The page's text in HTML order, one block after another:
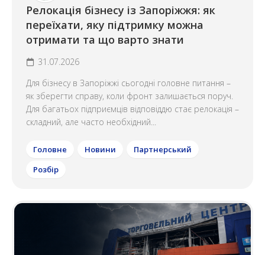
Релокація бізнесу із Запоріжжя: як
переїхати, яку підтримку можна
отримати та що варто знати
31.07.2026
Для бізнесу в Запоріжжі сьогодні головне питання –
як зберегти справу, коли фронт залишається поруч.
Для багатьох підприємців відповіддю стає релокація –
складний, але часто необхідний...
Головне Новини
Партнерський
Розбір